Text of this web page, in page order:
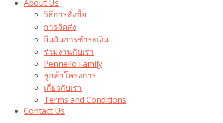
About Us
วิธีการสั่งซื้อ
การจัดส่ง
ยืนยันการชำระเงิน
ร่วมงานกับเรา
Pennello Family
ลูกค้าโครงการ
เกี่ยวกับเรา
Terms and Conditions
Contact Us